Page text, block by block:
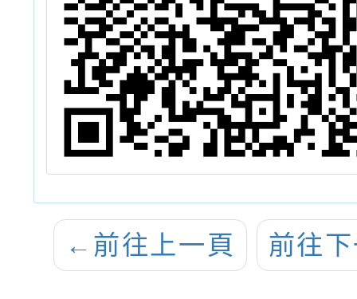
← 前往上一頁 前往